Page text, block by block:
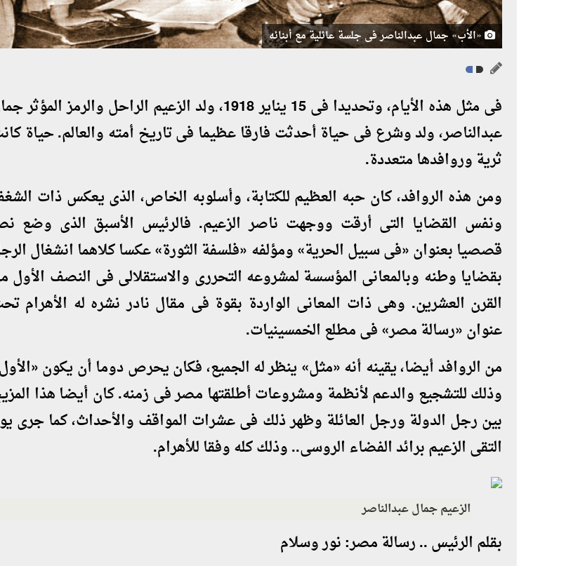
«الأب» جمال عبدالناصر فى جلسة عائلية مع أبنائه
فى مثل هذه الأيام، وتحديدا فى 15 يناير 1918، ولد الزعيم الراحل والرمز المؤثر
عبدالناصر، ولد وشرع فى حياة أحدثت فارقا عظيما فى تاريخ أمته والعالم. حياة
ثرية وروافدها متعددة.
ومن هذه الروافد، كان حبه العظيم للكتابة، وأسلوبه الخاص، الذى يعكس ذات
ونفس القضايا التى أرقت ووجهت ناصر الزعيم. فالرئيس الأسبق الذى وضع
قصصيا بعنوان «فى سبيل الحرية» ومؤلفه «فلسفة الثورة» عكسا كلاهما انشغال
بقضايا وطنه وبالمعانى المؤسسة لمشروعه التحررى والاستقلالى فى النصف الأول
القرن العشرين. وهى ذات المعانى الواردة بقوة فى مقال نادر نشره له الأهرام
عنوان «رسالة مصر» فى مطلع الخمسينيات.
من الروافد أيضا، يقينه أنه «مثل» ينظر له الجميع، فكان يحرص دوما أن يكون
وذلك للتشجيع والدعم لأنظمة ومشروعات أطلقتها مصر فى زمنه. كان أيضا هذا
بين رجل الدولة ورجل العائلة وظهر ذلك فى عشرات المواقف والأحداث، كما جرى
التقى الزعيم برائد الفضاء الروسى.. وذلك كله وفقا للأهرام.
الزعيم جمال عبدالناصر
بقلم الرئيس .. رسالة مصر: نور وسلام